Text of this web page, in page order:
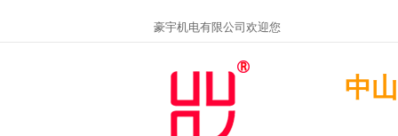
豪宇机电有限公司欢迎您
中